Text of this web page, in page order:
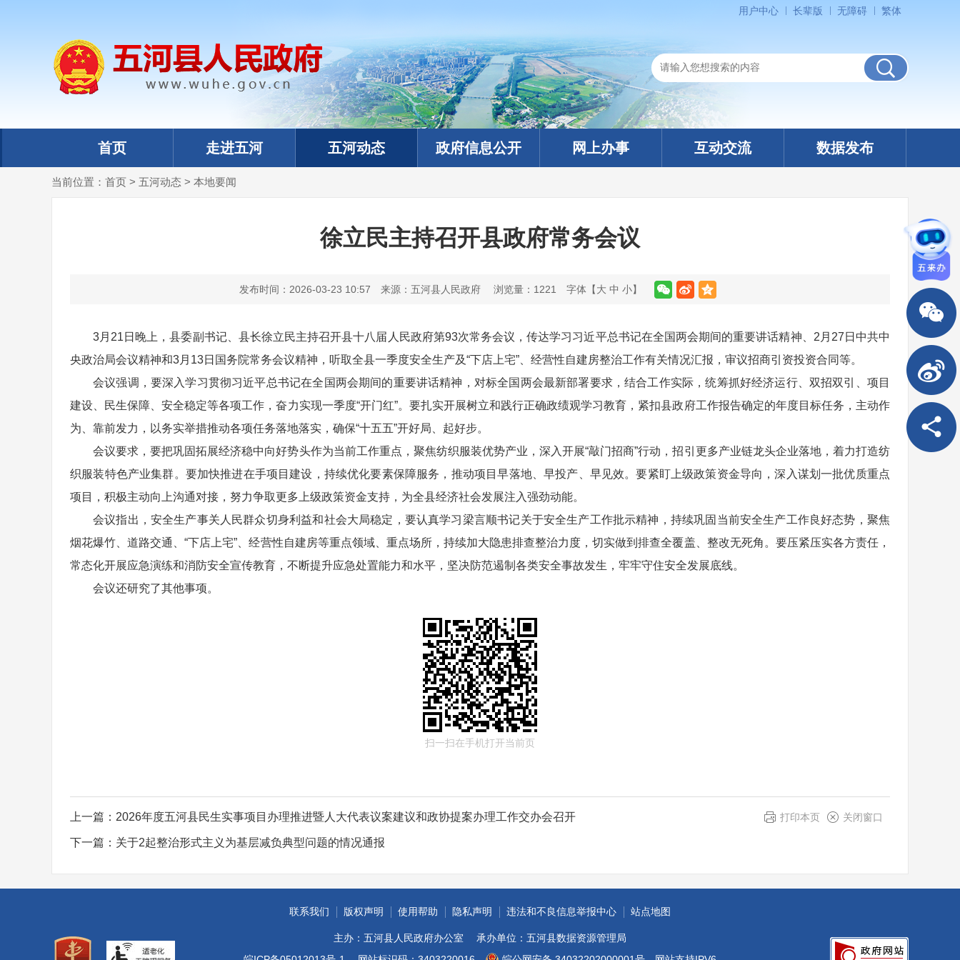
用户中心 长辈版 无障碍 繁体
首页 走进五河 五河动态 政府信息公开 网上办事 互动交流 数据发布
当前位置： 首页 > 五河动态 > 本地要闻
徐立民主持召开县政府常务会议
发布时间：2026-03-23 10:57 来源：五河县人民政府 浏览量： 1221 字体【大 中 小】
3月21日晚上，县委副书记、县长徐立民主持召开县十八届人民政府第93次常务会议，传达学习习近平总书记在全国两会期间的重要讲话精神、2月27日中共中
央政治局会议精神和3月13日国务院常务会议精神，听取全县一季度安全生产及“下店上宅”、经营性自建房整治工作有关情况汇报，审议招商引资投资合同等。
会议强调，要深入学习贯彻习近平总书记在全国两会期间的重要讲话精神，对标全国两会最新部署要求，结合工作实际，统筹抓好经济运行、双招双引、项目
建设、民生保障、安全稳定等各项工作，奋力实现一季度“开门红”。要扎实开展树立和践行正确政绩观学习教育，紧扣县政府工作报告确定的年度目标任务，主动作
为、靠前发力，以务实举措推动各项任务落地落实，确保“十五五”开好局、起好步。
会议要求，要把巩固拓展经济稳中向好势头作为当前工作重点，聚焦纺织服装优势产业，深入开展“敲门招商”行动，招引更多产业链龙头企业落地，着力打造纺
织服装特色产业集群。要加快推进在手项目建设，持续优化要素保障服务，推动项目早落地、早投产、早见效。要紧盯上级政策资金导向，深入谋划一批优质重点
项目，积极主动向上沟通对接，努力争取更多上级政策资金支持，为全县经济社会发展注入强劲动能。
会议指出，安全生产事关人民群众切身利益和社会大局稳定，要认真学习梁言顺书记关于安全生产工作批示精神，持续巩固当前安全生产工作良好态势，聚焦
烟花爆竹、道路交通、“下店上宅”、经营性自建房等重点领域、重点场所，持续加大隐患排查整治力度，切实做到排查全覆盖、整改无死角。要压紧压实各方责任，
常态化开展应急演练和消防安全宣传教育，不断提升应急处置能力和水平，坚决防范遏制各类安全事故发生，牢牢守住安全发展底线。
会议还研究了其他事项。
扫一扫在手机打开当前页
打印本页 关闭窗口
上一篇： 2026年度五河县民生实事项目办理推进暨人大代表议案建议和政协提案办理工作交办会召开
下一篇： 关于2起整治形式主义为基层减负典型问题的情况通报
联系我们 版权声明 使用帮助 隐私声明 违法和不良信息举报中心 站点地图
主办：五河县人民政府办公室
承办单位：五河县数据资源管理局
政务微信
政务微博
分享